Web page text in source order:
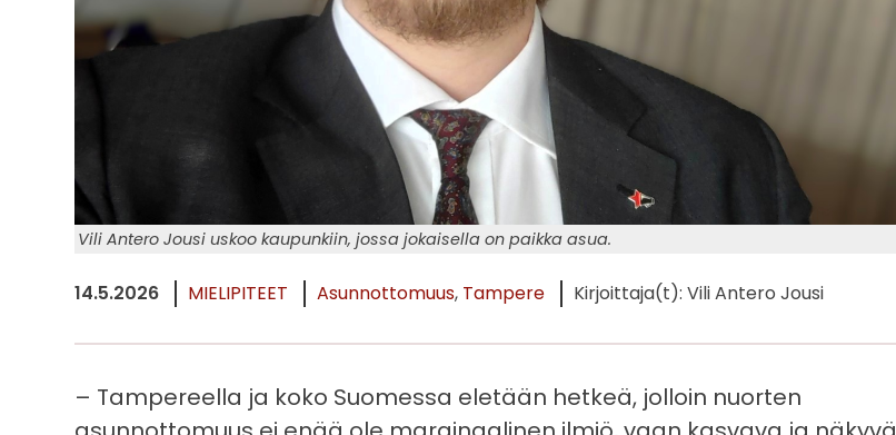
Vili Antero Jousi uskoo kaupunkiin, jossa jokaisella on paikka asua.
14.5.2026 MIELIPITEET Asunnottomuus Tampere Kirjoittaja(t): Vili Antero Jousi
– Tampereella ja koko Suomessa eletään hetkeä, jolloin nuorten